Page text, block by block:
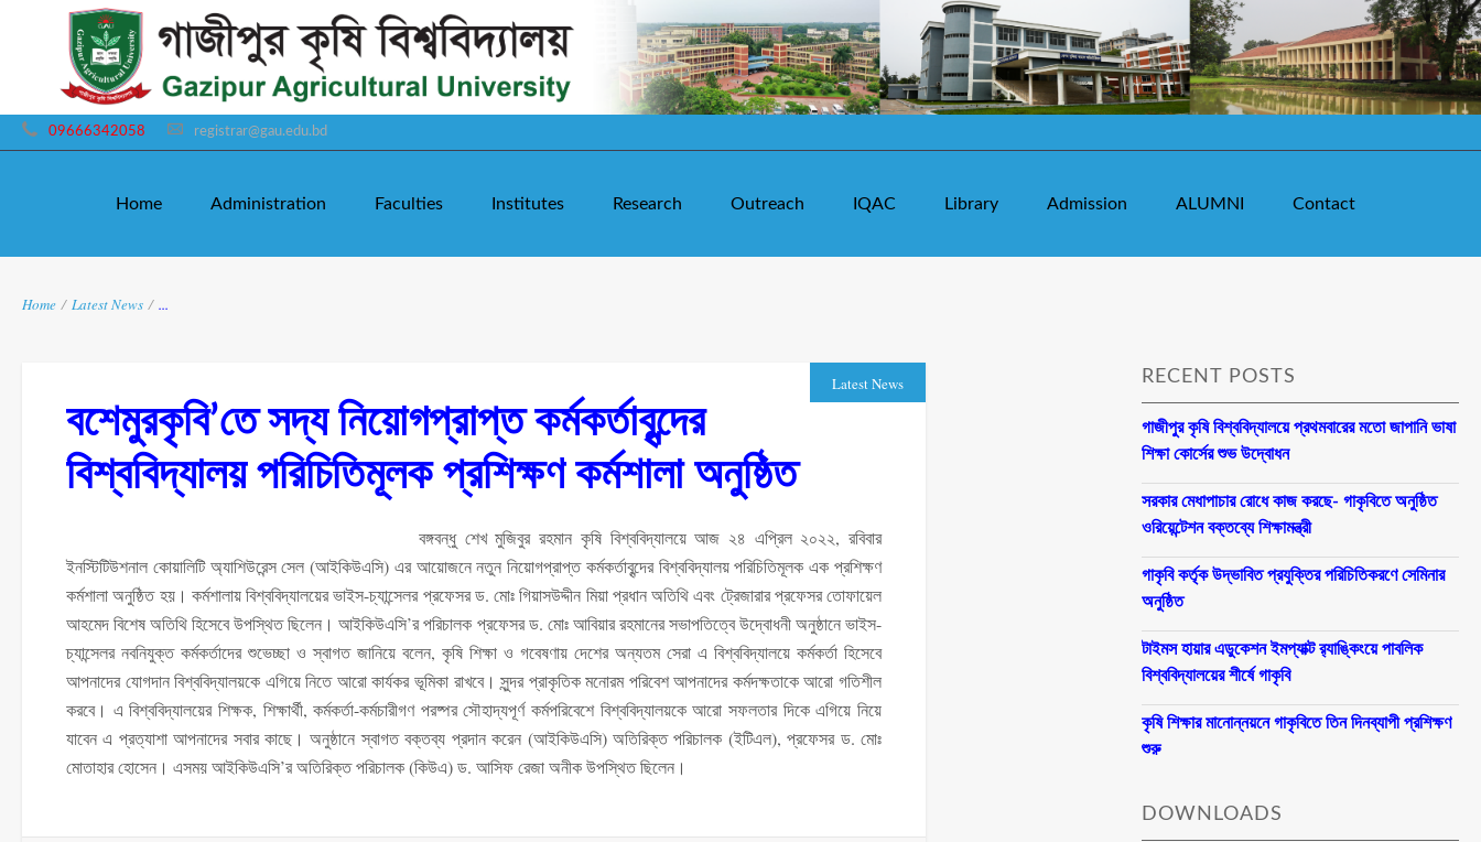
09666342058 registrar@gau.edu.bd
Home Administration Faculties Institutes Research Outreach IQAC Library Admission ALUMNI Contact
Home / Latest News / ...
Latest News
বশেমুরকৃবি’তে সদ্য নিয়োগপ্রাপ্ত কর্মকর্তাবৃন্দের
বিশ্ববিদ্যালয় পরিচিতিমূলক প্রশিক্ষণ কর্মশালা অনুষ্ঠিত
বঙ্গবন্ধু শেখ মুজিবুর রহমান কৃষি বিশ্ববিদ্যালয়ে আজ ২৪ এপ্রিল ২০২২, রবিবার
ইনস্টিটিউশনাল কোয়ালিটি অ্যাশিউরেন্স সেল (আইকিউএসি) এর আয়োজনে নতুন নিয়োগপ্রাপ্ত কর্মকর্তাবৃন্দের বিশ্ববিদ্যালয় পরিচিতিমূলক এক প্রশিক্ষণ
কর্মশালা অনুষ্ঠিত হয়। কর্মশালায় বিশ্ববিদ্যালয়ের ভাইস-চ্যান্সেলর প্রফেসর ড. মোঃ গিয়াসউদ্দীন মিয়া প্রধান অতিথি এবং ট্রেজারার প্রফেসর তোফায়েল
আহমেদ বিশেষ অতিথি হিসেবে উপস্থিত ছিলেন। আইকিউএসি’র পরিচালক প্রফেসর ড. মোঃ আবিয়ার রহমানের সভাপতিত্বে উদ্বোধনী অনুষ্ঠানে ভাইস-
চ্যান্সেলর নবনিযুক্ত কর্মকর্তাদের শুভেচ্ছা ও স্বাগত জানিয়ে বলেন, কৃষি শিক্ষা ও গবেষণায় দেশের অন্যতম সেরা এ বিশ্ববিদ্যালয়ে কর্মকর্তা হিসেবে
আপনাদের যোগদান বিশ্ববিদ্যালয়কে এগিয়ে নিতে আরো কার্যকর ভূমিকা রাখবে। সুন্দর প্রাকৃতিক মনোরম পরিবেশ আপনাদের কর্মদক্ষতাকে আরো গতিশীল
করবে। এ বিশ্ববিদ্যালয়ের শিক্ষক, শিক্ষার্থী, কর্মকর্তা-কর্মচারীগণ পরষ্পর সৌহাদ্যপূর্ণ কর্মপরিবেশে বিশ্ববিদ্যালয়কে আরো সফলতার দিকে এগিয়ে নিয়ে
যাবেন এ প্রত্যাশা আপনাদের সবার কাছে। অনুষ্ঠানে স্বাগত বক্তব্য প্রদান করেন (আইকিউএসি) অতিরিক্ত পরিচালক (ইটিএল), প্রফেসর ড. মোঃ
মোতাহার হোসেন। এসময় আইকিউএসি’র অতিরিক্ত পরিচালক (কিউএ) ড. আসিফ রেজা অনীক উপস্থিত ছিলেন।
RECENT POSTS
গাজীপুর কৃষি বিশ্ববিদ্যালয়ে প্রথমবারের মতো জাপানি ভাষা
শিক্ষা কোর্সের শুভ উদ্বোধন
সরকার মেধাপাচার রোধে কাজ করছে- গাকৃবিতে অনুষ্ঠিত
ওরিয়েন্টেশন বক্তব্যে শিক্ষামন্ত্রী
গাকৃবি কর্তৃক উদ্ভাবিত প্রযুক্তির পরিচিতিকরণে সেমিনার
অনুষ্ঠিত
টাইমস হায়ার এডুকেশন ইমপ্যাক্ট র‍্যাঙ্কিংয়ে পাবলিক
বিশ্ববিদ্যালয়ের শীর্ষে গাকৃবি
কৃষি শিক্ষার মানোন্নয়নে গাকৃবিতে তিন দিনব্যাপী প্রশিক্ষণ
শুরু
DOWNLOADS